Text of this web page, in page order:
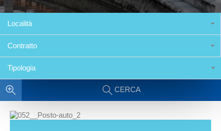
Località
Contratto
Tipologia
CERCA